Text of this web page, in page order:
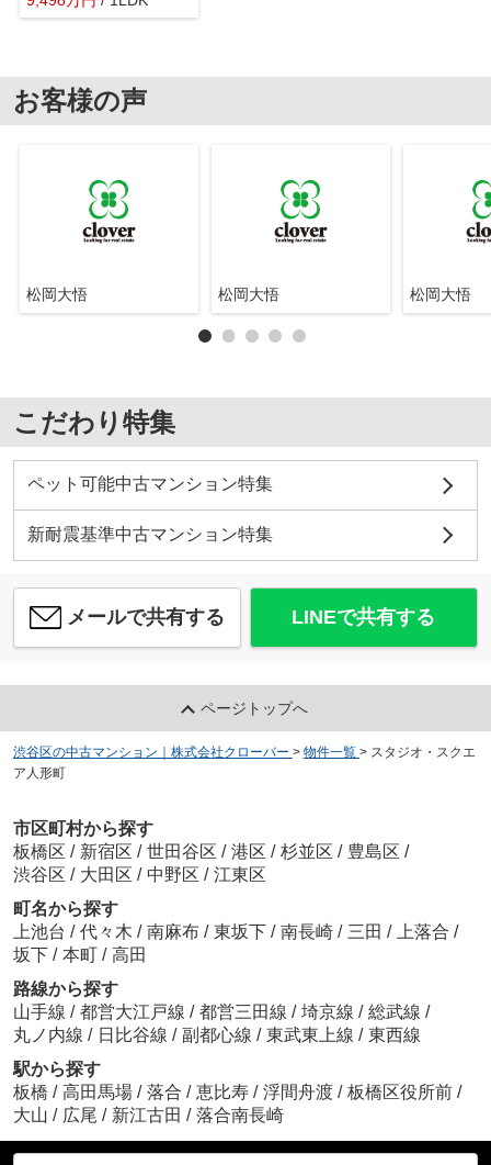
お客様の声
松岡大悟 松岡大悟 松岡大悟
こだわり特集
ペット可能中古マンション特集
新耐震基準中古マンション特集
メールで共有する LINEで共有する
ページトップへ
渋谷区の中古マンション｜株式会社クローバー > 物件一覧 > スタジオ・スクエ
ア人形町
市区町村から探す
板橋区 / 新宿区 / 世田谷区 / 港区 / 杉並区 / 豊島区 /
渋谷区 / 大田区 / 中野区 / 江東区
町名から探す
上池台 / 代々木 / 南麻布 / 東坂下 / 南長崎 / 三田 / 上落合 /
坂下 / 本町 / 高田
路線から探す
山手線 / 都営大江戸線 / 都営三田線 / 埼京線 / 総武線 /
丸ノ内線 / 日比谷線 / 副都心線 / 東武東上線 / 東西線
駅から探す
板橋 / 高田馬場 / 落合 / 恵比寿 / 浮間舟渡 / 板橋区役所前 /
大山 / 広尾 / 新江古田 / 落合南長崎